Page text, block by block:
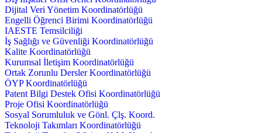
Dijital Veri Yönetim Koordinatörlüğü
Engelli Öğrenci Birimi Koordinatörlüğü
IAESTE Temsilciliği
İş Sağlığı ve Güvenliği Koordinatörlüğü
Kalite Koordinatörlüğü
Kurumsal İletişim Koordinatörlüğü
Ortak Zorunlu Dersler Koordinatörlüğü
ÖYP Koordinatörlüğü
Patent Bilgi Destek Ofisi Koordinatörlüğü
Proje Ofisi Koordinatörlüğü
Sosyal Sorumluluk ve Gönl. Çlş. Koord.
Teknoloji Takımları Koordinatörlüğü